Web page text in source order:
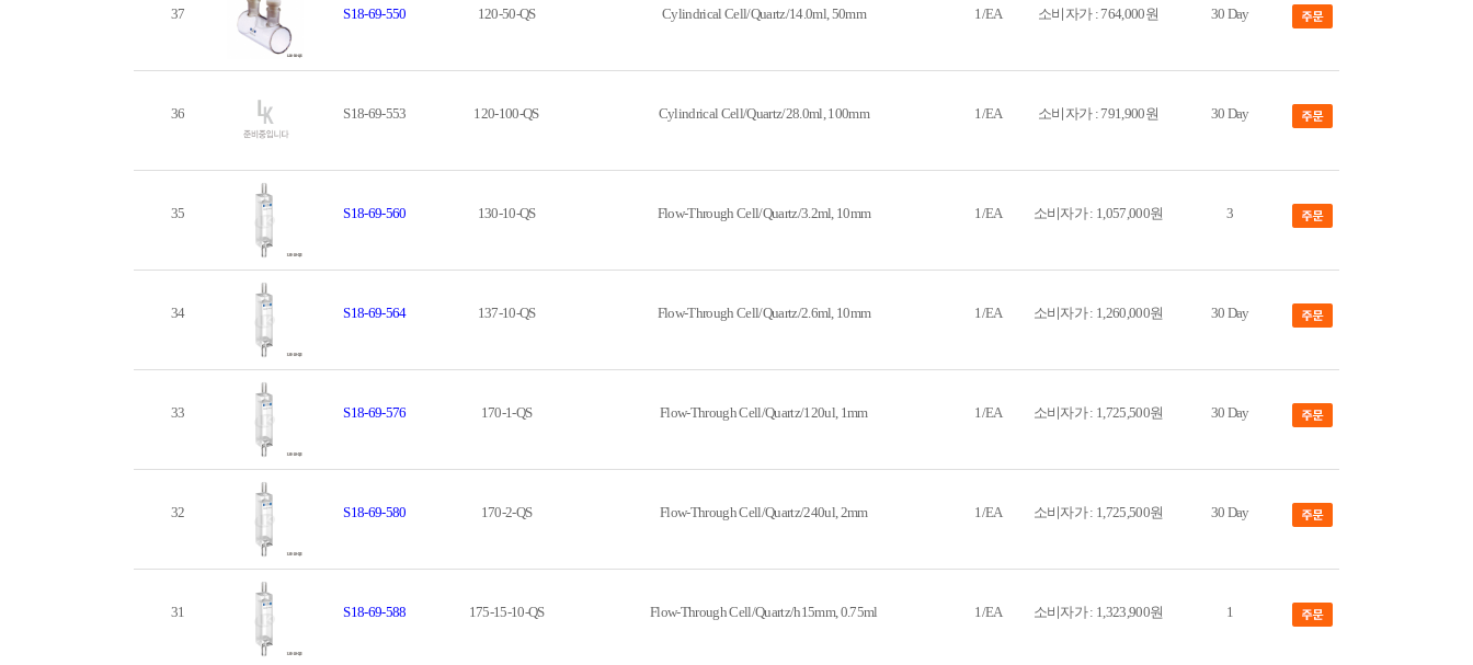
37 S18-69-550 120-50-QS Cylindrical Cell/Quartz/14.0ml, 50mm 1/EA 소비자가 : 764,000원 30 Day
36 S18-69-553 120-100-QS Cylindrical Cell/Quartz/28.0ml, 100mm 1/EA 소비자가 : 791,900원 30 Day
35 S18-69-560 130-10-QS Flow-Through Cell/Quartz/3.2ml, 10mm 1/EA 소비자가 : 1,057,000원 3
34 S18-69-564 137-10-QS Flow-Through Cell/Quartz/2.6ml, 10mm 1/EA 소비자가 : 1,260,000원 30 Day
33 S18-69-576 170-1-QS Flow-Through Cell/Quartz/120ul, 1mm 1/EA 소비자가 : 1,725,500원 30 Day
32 S18-69-580 170-2-QS Flow-Through Cell/Quartz/240ul, 2mm 1/EA 소비자가 : 1,725,500원 30 Day
31 S18-69-588 175-15-10-QS Flow-Through Cell/Quartz/h15mm, 0.75ml 1/EA 소비자가 : 1,323,900원 1